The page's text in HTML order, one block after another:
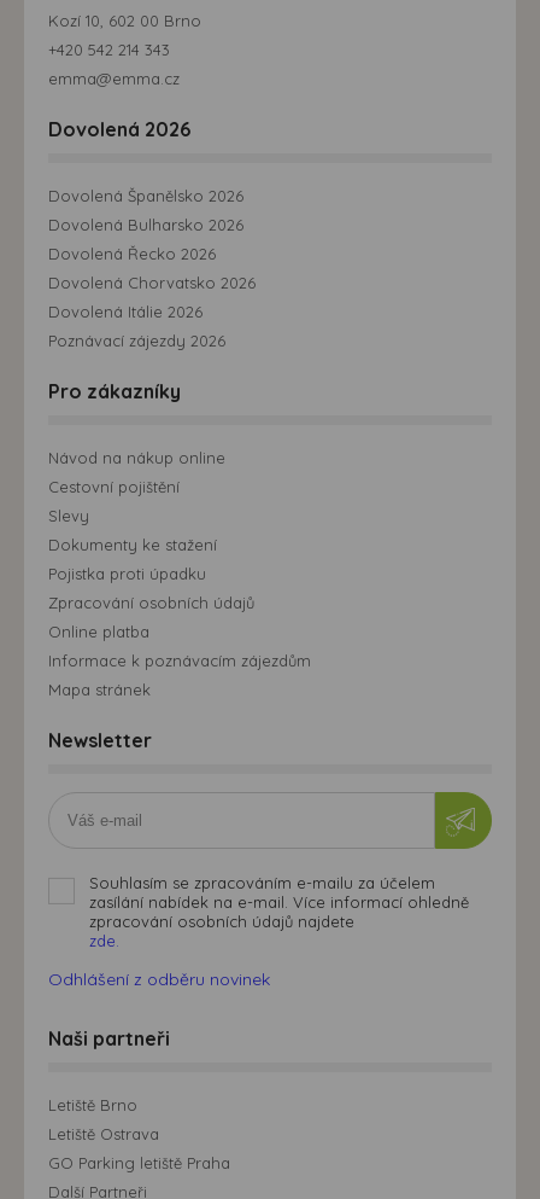
Kozí 10, 602 00 Brno
+420 542 214 343
emma@emma.cz
Dovolená 2026
Dovolená Španělsko 2026
Dovolená Bulharsko 2026
Dovolená Řecko 2026
Dovolená Chorvatsko 2026
Dovolená Itálie 2026
Poznávací zájezdy 2026
Pro zákazníky
Návod na nákup online
Cestovní pojištění
Slevy
Dokumenty ke stažení
Pojistka proti úpadku
Zpracování osobních údajů
Online platba
Informace k poznávacím zájezdům
Mapa stránek
Newsletter
Souhlasím se zpracováním e-mailu za účelem
zasílání nabídek na e-mail. Více informací ohledně
zpracování osobních údajů najdete
zde.
Odhlášení z odběru novinek
Naši partneři
Letiště Brno
Letiště Ostrava
GO Parking letiště Praha
Další Partneři